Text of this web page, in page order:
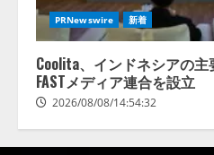
PRNewswire 新着
Coolita、インドネシアの
FASTメディア連合を設立
2026/08/08/14:54:32